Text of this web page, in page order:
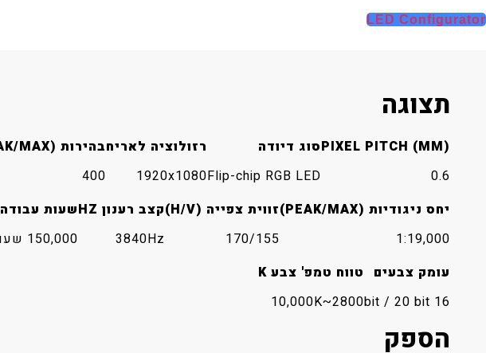
LED Configurator
תצוגה
PIXEL PITCH (MM)
0.6
סוג דיודה
Flip-chip RGB LED
רזולוציה לאריח
1920x1080
בהירות NITS (PEAK/MAX)
400
יחס ניגודיות (PEAK/MAX)
1:19,000
זווית צפייה (H/V)
170/155
קצב רענון HZ
3840Hz
שעות עבודה
150,000 שעות
עומק צבעים
16 bit / 20 bit
טווח טמפ' צבע K
2800~10,000K
הספק